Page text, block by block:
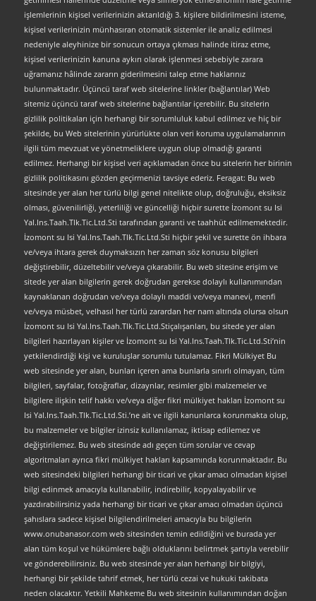
işlemlerinin kişisel verilerinizin aktarıldığı 3. kişilere bildirilmesini isteme,
kişisel verilerinizin münhasıran otomatik sistemler ile analiz edilmesi
nedeniyle aleyhinize bir sonucun ortaya çıkması halinde itiraz etme,
kişisel verilerinizin kanuna aykırı olarak işlenmesi sebebiyle zarara
uğramanız hâlinde zararın giderilmesini talep etme haklarınız
bulunmaktadır. Üçüncü taraf web sitelerine linkler (bağlantılar) Web
sitemiz üçüncü taraf web sitelerine bağlantılar içerebilir. Bu sitelerin
gizlilik politikaları için herhangi bir sorumluluk kabul edilmez ve hiç bir
şekilde, bu Web sitelerinin yürürlükte olan veri koruma uygulamalarının
ilgili tüm mevzuat ve yönetmeliklere uygun olup olmadığı garanti
edilmez. Herhangi bir kişisel veri açıklamadan önce bu sitelerin her birinin
gizlilik politikasını gözden geçirmenizi tavsiye ederiz. Feragat: Bu web
sitesinde yer alan her türlü bilgi genel nitelikte olup, doğruluğu, eksiksiz
olması, güvenilirliği, yeterliliği ve güncelliği hiçbir surette İzomont su Isi
Yal.Ins.Taah.Tlk.Tic.Ltd.Sti tarafından garanti ve taahhüt edilmemektedir.
İzomont su Isi Yal.Ins.Taah.Tlk.Tic.Ltd.Sti hiçbir şekil ve surette ön ihbara
ve/veya ihtara gerek duymaksızın her zaman söz konusu bilgileri
değiştirebilir, düzeltebilir ve/veya çıkarabilir. Bu web sitesine erişim ve
sitede yer alan bilgilerin gerek doğrudan gerekse dolaylı kullanımından
kaynaklanan doğrudan ve/veya dolaylı maddi ve/veya manevi, menfi
ve/veya müsbet, velhasıl her türlü zarardan her nam altında olursa olsun
İzomont su Isi Yal.Ins.Taah.Tlk.Tic.Ltd.Stiçalışanları, bu sitede yer alan
bilgileri hazırlayan kişiler ve İzomont su Isi Yal.Ins.Taah.Tlk.Tic.Ltd.Sti’nin
yetkilendirdiği kişi ve kuruluşlar sorumlu tutulamaz. Fikri Mülkiyet Bu
web sitesinde yer alan, bunları içeren ama bunlarla sınırlı olmayan, tüm
bilgileri, sayfalar, fotoğraflar, dizaynlar, resimler gibi malzemeler ve
bilgilere ilişkin telif hakkı ve/veya diğer fikri mülkiyet hakları İzomont su
Isi Yal.Ins.Taah.Tlk.Tic.Ltd.Sti.’ne ait ve ilgili kanunlarca korunmakta olup,
bu malzemeler ve bilgiler izinsiz kullanılamaz, iktisap edilemez ve
değiştirilemez. Bu web sitesinde adı geçen tüm sorular ve cevap
algoritmaları ayrıca fikri mülkiyet hakları kapsamında korunmaktadır. Bu
web sitesindeki bilgileri herhangi bir ticari ve çıkar amacı olmadan kişisel
bilgi edinmek amacıyla kullanabilir, indirebilir, kopyalayabilir ve
yazdırabilirsiniz yada herhangi bir ticari ve çıkar amacı olmadan üçüncü
şahıslara sadece kişisel bilgilendirilmeleri amacıyla bu bilgilerin
www.onubanasor.com web sitesinden temin edildiğini ve burada yer
alan tüm koşul ve hükümlere bağlı olduklarını belirtmek şartıyla verebilir
ve gönderebilirsiniz. Bu web sitesinde yer alan herhangi bir bilgiyi,
herhangi bir şekilde tahrif etmek, her türlü cezai ve hukuki takibata
neden olacaktır. Yetkili Mahkeme Bu web sitesinin kullanımından doğan